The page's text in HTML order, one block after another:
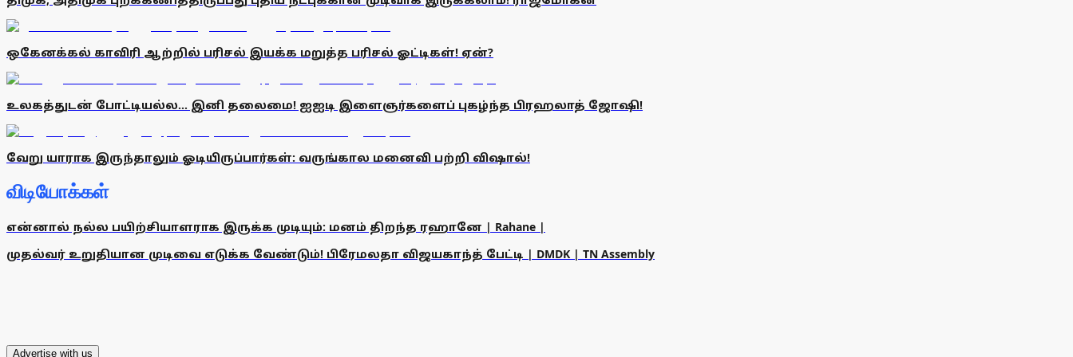
ஒகேனக்கல் காவிரி ஆற்றில் பரிசல் இயக்க மறுத்த பரிசல் ஓட்டிகள்! ஏன்?
உலகத்துடன் போட்டியல்ல... இனி தலைமை! ஐஐடி இளைஞர்களைப் புகழ்ந்த பிரஹலாத் ஜோஷி!
வேறு யாராக இருந்தாலும் ஓடியிருப்பார்கள்: வருங்கால மனைவி பற்றி விஷால்!
விடியோக்கள்
என்னால் நல்ல பயிற்சியாளராக இருக்க முடியும்: மனம் திறந்த ரஹானே | Rahane |
முதல்வர் உறுதியான முடிவை எடுக்க வேண்டும்! பிரேமலதா விஜயகாந்த் பேட்டி | DMDK | TN Assembly
Advertise with us